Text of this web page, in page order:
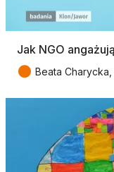
Jak NGO
● Beata